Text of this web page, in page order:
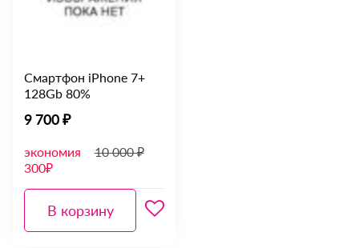
Смартфон iPhone 7+
128Gb 80%
9 700 ₽
экономия
300₽
10 000 ₽
В корзину